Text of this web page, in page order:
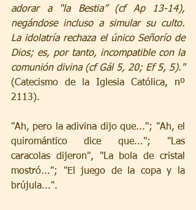
adorar a “la Bestia” (cf Ap 13-14),
negándose incluso a simular su culto.
La idolatría rechaza el único Señorío de
Dios; es, por tanto, incompatible con la
comunión divina (cf Gál 5, 20; Ef 5, 5)."
(Catecismo de la Iglesia Católica, nº
2113).
"Ah, pero la adivina dijo que..."; "Ah, el
quiromántico dice que..."; "Las
caracolas dijeron", "La bola de cristal
mostró..."; "El juego de la copa y la
brújula...".